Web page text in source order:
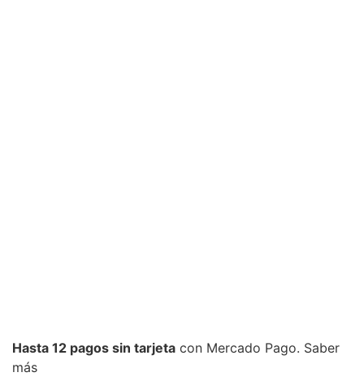
Hasta 12 pagos sin tarjeta con Mercado Pago. Saber
más